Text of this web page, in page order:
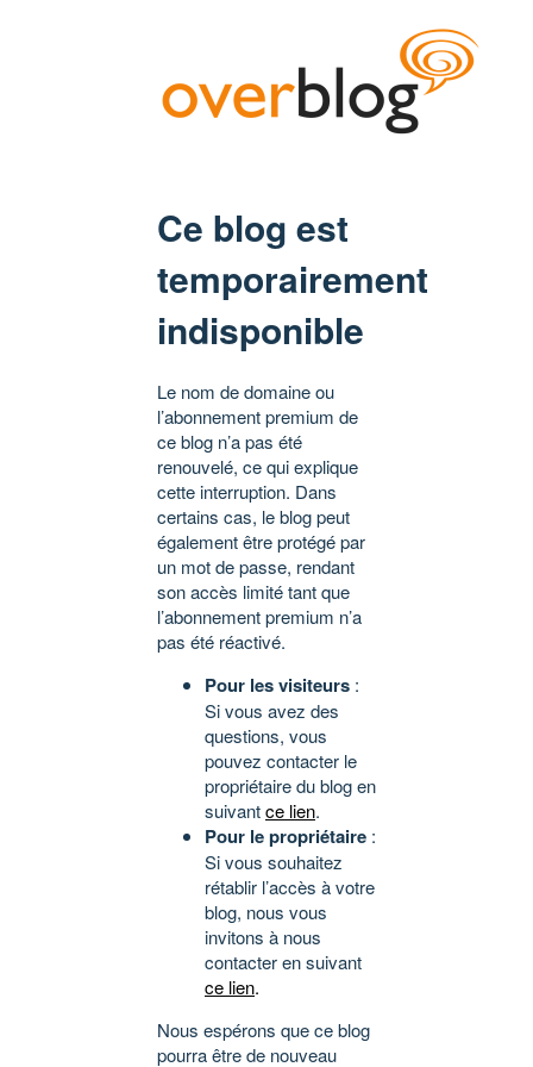
Ce blog est
temporairement
indisponible
Le nom de domaine ou
l’abonnement premium de
ce blog n’a pas été
renouvelé, ce qui explique
cette interruption. Dans
certains cas, le blog peut
également être protégé par
un mot de passe, rendant
son accès limité tant que
l’abonnement premium n’a
pas été réactivé.
Pour les visiteurs :
Si vous avez des
questions, vous
pouvez contacter le
propriétaire du blog en
suivantce lien.
Pour le propriétaire :
Si vous souhaitez
rétablir l’accès à votre
blog, nous vous
invitons à nous
contacter en suivant
ce lien.
Nous espérons que ce blog
pourra être de nouveau